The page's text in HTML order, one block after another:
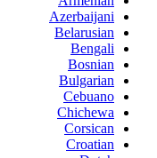
Azerbaijani
Belarusian
Bengali
Bosnian
Bulgarian
Cebuano
Chichewa
Corsican
Croatian